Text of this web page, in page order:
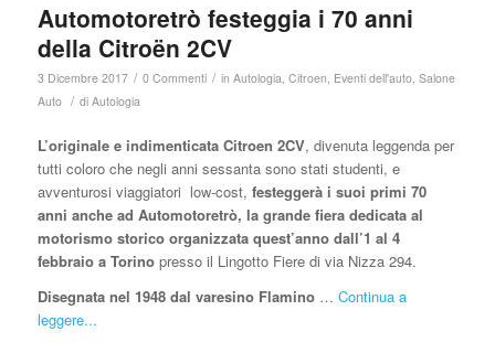
Automotoretrò festeggia i 70 anni
della Citroën 2CV
3 Dicembre 2017 / 0 Commenti / in Autologia, Citroen, Eventi dell'auto, Salone
Auto / di Autologia
L’originale e indimenticata Citroen 2CV, divenuta leggenda per
tutti coloro che negli anni sessanta sono stati studenti, e
avventurosi viaggiatori low-cost, festeggerà i suoi primi 70
anni anche ad Automotoretrò, la grande fiera dedicata al
motorismo storico organizzata quest’anno dall’1 al 4
febbraio a Torinopresso il Lingotto Fiere di via Nizza 294.
Disegnata nel 1948 dal varesino Flamino … Continua a
leggere...